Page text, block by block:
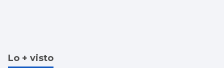
Lo + visto